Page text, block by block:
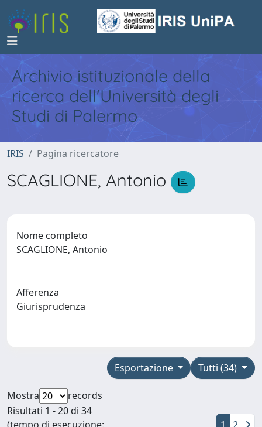
Archivio istituzionale della
ricerca dell'Università degli
Studi di Palermo
IRIS Pagina ricercatore
SCAGLIONE, Antonio
Nome completo
SCAGLIONE, Antonio
Afferenza
Giurisprudenza
Tutti (34)
Esportazione
Mostra
records
Risultati 1 - 20 di 34